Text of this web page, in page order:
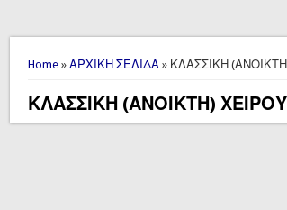
You are here
Home »ΑΡΧΙΚΗ ΣΕΛΙΔΑ » ΚΛΑΣΣΙΚΗ
ΚΛΑΣΣΙΚΗ (ΑΝΟΙΚΤΗ)